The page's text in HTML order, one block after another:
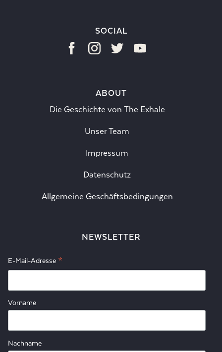
SOCIAL
ABOUT
Die Geschichte von The Exhale
Unser Team
Impressum
Datenschutz
Allgemeine Geschäftsbedingungen
NEWSLETTER
E-Mail-Adresse *
Vorname
Nachname